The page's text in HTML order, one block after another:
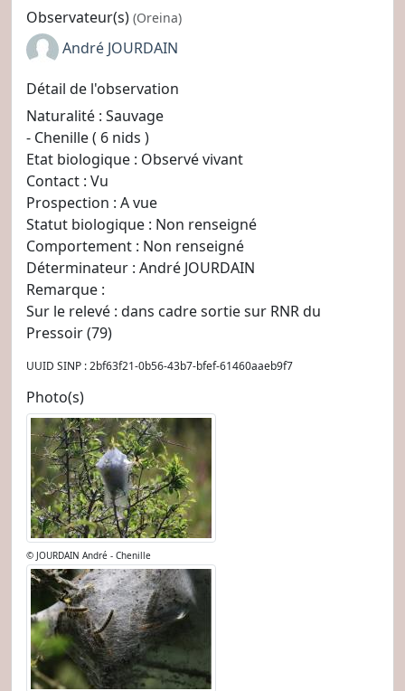
Observateur(s) (Oreina)
André JOURDAIN
Détail de l'observation
Naturalité : Sauvage
- Chenille ( 6 nids )
Etat biologique : Observé vivant
Contact : Vu
Prospection : A vue
Statut biologique : Non renseigné
Comportement : Non renseigné
Déterminateur : André JOURDAIN
Remarque :
Sur le relevé : dans cadre sortie sur RNR du
Pressoir (79)
UUID SINP : 2bf63f21-0b56-43b7-bfef-61460aaeb9f7
Photo(s)
© JOURDAIN André - Chenille